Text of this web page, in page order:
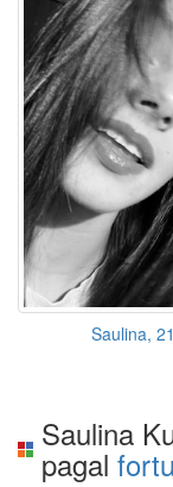
Saulina, 21
Saulina
pagal